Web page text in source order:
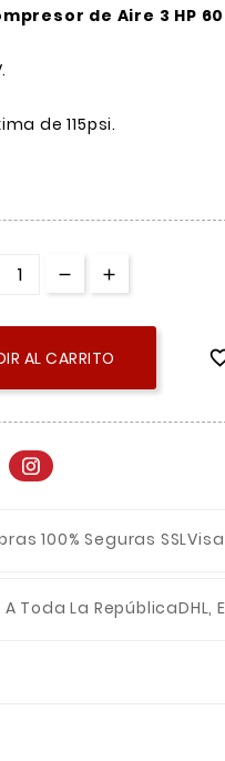
de Aire 3 HP 60
de 115psi.
AL CARRITO
100% Seguras SSL
A Toda La RepúblicaDHL,